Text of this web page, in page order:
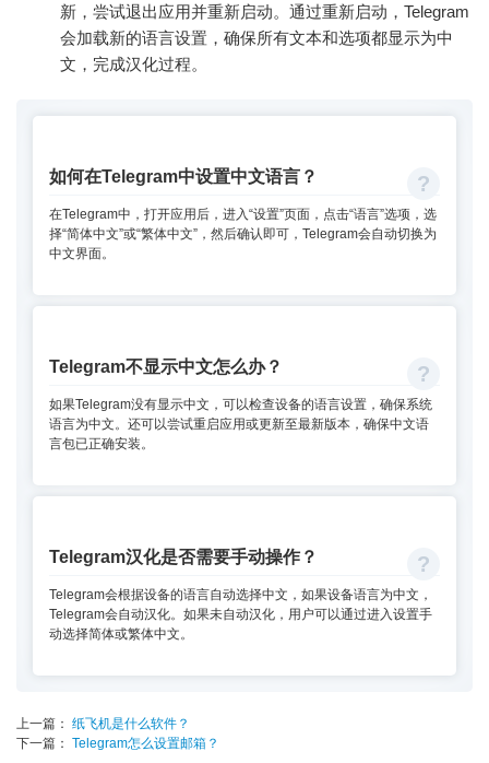
新，尝试退出应用并重新启动。通过重新启动，Telegram
会加载新的语言设置，确保所有文本和选项都显示为中
文，完成汉化过程。
如何在Telegram中设置中文语言？
在Telegram中，打开应用后，进入“设置”页面，点击“语言”选项，选
择“简体中文”或“繁体中文”，然后确认即可，Telegram会自动切换为
中文界面。
Telegram不显示中文怎么办？
如果Telegram没有显示中文，可以检查设备的语言设置，确保系统
语言为中文。还可以尝试重启应用或更新至最新版本，确保中文语
言包已正确安装。
Telegram汉化是否需要手动操作？
Telegram会根据设备的语言自动选择中文，如果设备语言为中文，
Telegram会自动汉化。如果未自动汉化，用户可以通过进入设置手
动选择简体或繁体中文。
上一篇： 纸飞机是什么软件？
下一篇： Telegram怎么设置邮箱？